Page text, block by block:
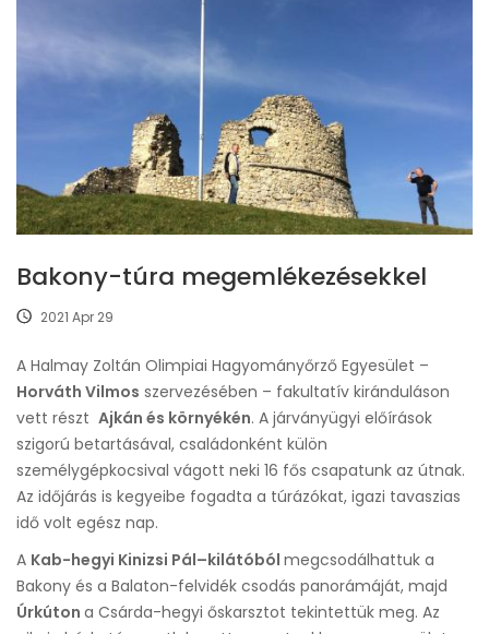
Bakony-túra megemlékezésekkel
2021 Apr 29
A Halmay Zoltán Olimpiai Hagyományőrző Egyesület –
Horváth Vilmos szervezésében – fakultatív kiránduláson
vett részt Ajkán és környékén. A járványügyi előírások
szigorú betartásával, családonként külön
személygépkocsival vágott neki 16 fős csapatunk az útnak.
Az időjárás is kegyeibe fogadta a túrázókat, igazi tavaszias
idő volt egész nap.
A Kab-hegyi Kinizsi Pál–kilátóból megcsodálhattuk a
Bakony és a Balaton-felvidék csodás panorámáját, majd
Úrkúton a Csárda-hegyi őskarsztot tekintettük meg. Az